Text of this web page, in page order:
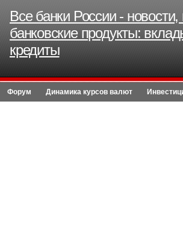
Все банки России -
банковские продукты:
кредиты
Форум Динамика курсов валют